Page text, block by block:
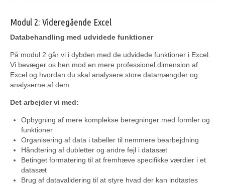
Modul 2: Videregående Excel
Databehandling med udvidede funktioner
På modul 2 går vi i dybden med de udvidede funktioner i Excel.
Vi bevæger os hen mod en mere professionel dimension af
Excel og hvordan du skal analysere store datamængder og
analyserne af dem.
Det arbejder vi med:
Opbygning af mere komplekse beregninger med formler og
funktioner
Organisering af data i tabeller til nemmere bearbejdning
Håndtering af dubletter og andre fejl i datasæt
Betinget formatering til at fremhæve specifikke værdier i et
datasæt
Brug af datavalidering til at styre hvad der kan indtastes